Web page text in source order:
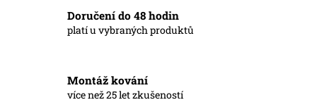
Doručení do 48 hodin
platí u vybraných produktů
Montáž kování
více než 25 let zkušeností